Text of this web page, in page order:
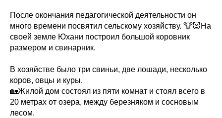
После окончания педагогической деятельности он
много времени посвятил сельскому хозяйству. 🐮🐷На
своей земле Юхани построил большой коровник
размером и свинарник.
В хозяйстве было три свиньи, две лошади, несколько
коров, овцы и куры.
🏡Жилой дом состоял из пяти комнат и стоял всего в
20 метрах от озера, между березняком и сосновым
лесом.